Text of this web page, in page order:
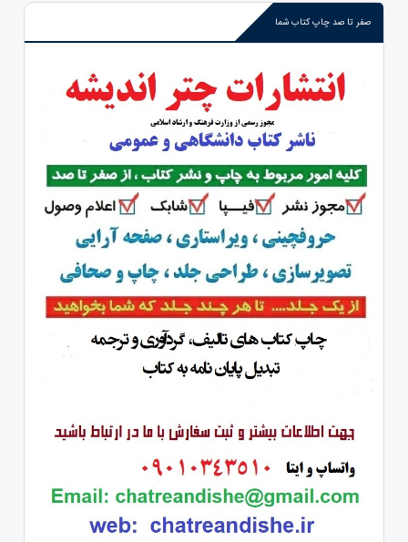
صفر تا صد چاپ کتاب شما